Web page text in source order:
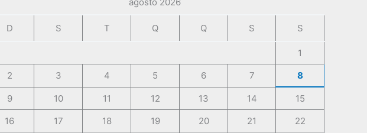
D S T Q Q S S
1
2
3 4 5 6 7 8
9 10 11 12 13 14
15
16
17 18 19 20 21
22